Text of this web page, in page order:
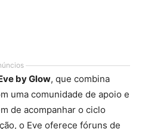
by Glow, que combina
uma comunidade de apoio e
de acompanhar o ciclo
o Eve oferece fóruns de